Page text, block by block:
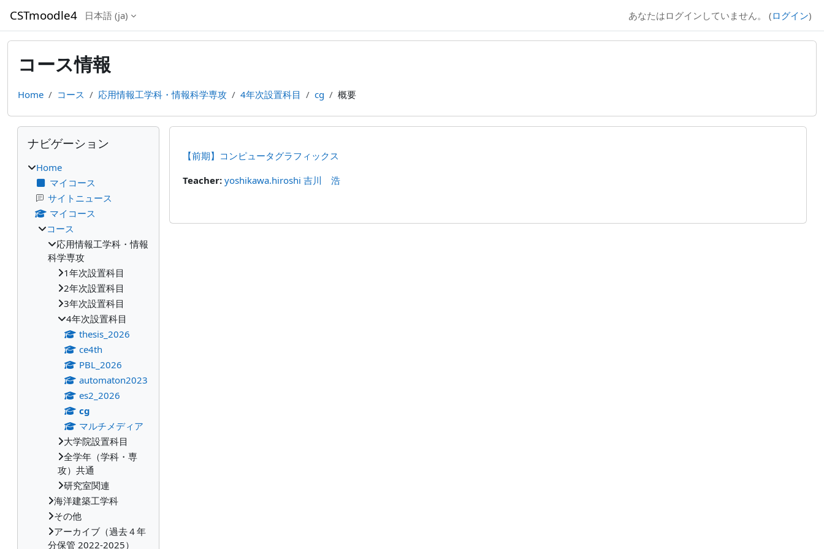
CSTmoodle4 日本語 ‎(ja)‎ あなたはログインしていません。 (ログイン)
コース情報
Home コース 応用情報工学科・情報科学専攻 4年次設置科目 cg 概要
【前期】コンピュータグラフィックス
Teacher: yoshikawa.hiroshi 吉川 浩
ブロック
ナビゲーション をスキップする
ナビゲーション
Home
マイコース
サイトニュース
マイコース
コース
応用情報工学科・情報
科学専攻
1年次設置科目
2年次設置科目
3年次設置科目
4年次設置科目
thesis_2026
ce4th
PBL_2026
automaton2023
es2_2026
cg
マルチメディア
大学院設置科目
全学年（学科・専
攻）共通
研究室関連
海洋建築工学科
その他
アーカイブ（過去４年
分保管 2022-2025）